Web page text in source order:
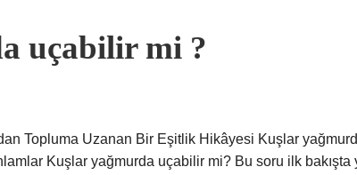
uçabilir mi ?
Topluma Uzanan Bir Eşitlik Hikâyesi Kuşlar
Kuşlar yağmurda uçabilir mi? Bu soru ilk bakışta